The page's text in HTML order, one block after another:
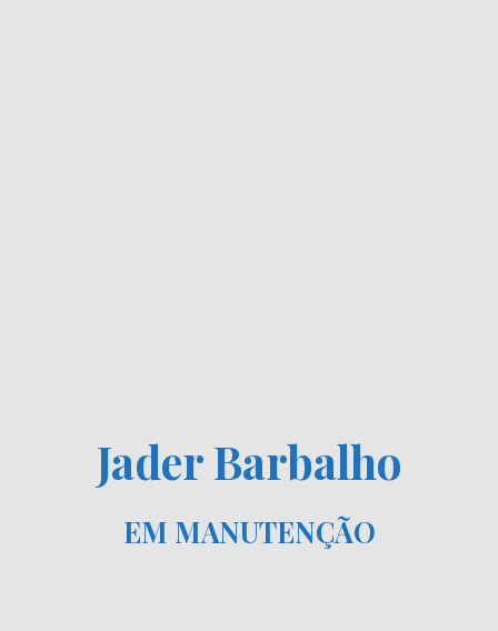
Jader Barbalho
EM MANUTENÇÃO